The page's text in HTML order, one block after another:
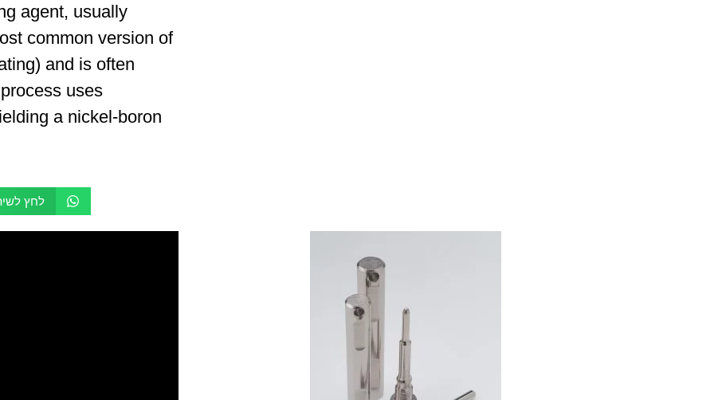
agent, usually
common version of
and is often
uses
a nickel-boron
לחץ